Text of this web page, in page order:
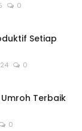
0
Setiap
0
Terbaik
0